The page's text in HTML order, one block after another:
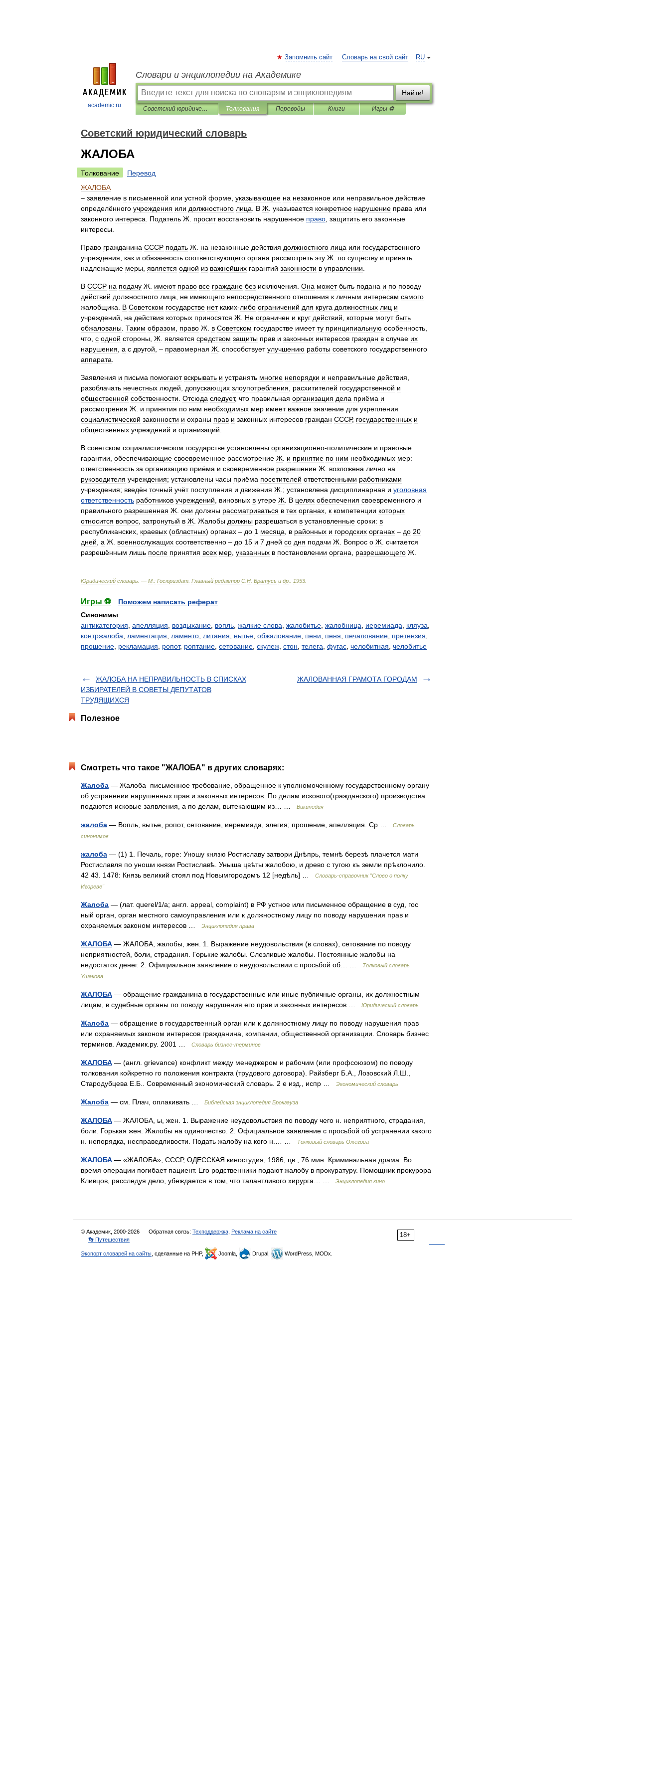
academic.ru
RU
Запомнить сайт Словарь на свой сайт
Словари и энциклопедии на Академике
Найти!
Советский юридический словарь Толкования Переводы Книги Игры ⚽
Советский юридический словарь
ЖАЛОБА
Толкование
Перевод
ЖАЛОБА
– заявление в письменной или устной форме указывающее на незаконное или неправильное действие
определённого учреждения или должностного лица В Ж указывается конкретное нарушение права или
законного интереса Податель Ж просит восстановить нарушенное право защитить его законные
интересы
Право гражданина СССР подать Ж на незаконные действия должностного лица или государственного
учреждения
как и обязанность соответствующего органа рассмотреть эту Ж по существу и принять
надлежащие меры является одной из важнейших гарантий законности в управлении
В СССР на подачу Ж имеют право все граждане без исключения Она может быть подана и по поводу
действий должностного лица не имеющего непосредственного отношения к личным интересам самого
жалобщика
В Советском государстве нет каких-либо ограничений для круга должностных лиц и
учреждений
на действия которых приносятся Ж Не ограничен и круг действий которые могут быть
обжалованы Таким образом право Ж в Советском государстве имеет ту принципиальную особенность
что с одной стороны Ж является средством защиты прав и законных интересов граждан в случае их
нарушения а с другой , – правомерная Ж способствует улучшению работы советского государственного
аппарата
Заявления и письма помогают вскрывать и устранять многие непорядки и неправильные действия
разоблачать нечестных людей допускающих злоупотребления расхитителей государственной и
общественной собственности Отсюда следует, что правильная организация дела приёма и
рассмотрения Ж и принятия по ним необходимых мер имеет важное значение для укрепления
социалистической законности и охраны прав и законных интересов граждан СССР, государственных и
общественных учреждений и организаций
В советском социалистическом государстве установлены организационно-политические и правовые
гарантии обеспечивающие своевременное рассмотрение Ж и принятие по ним необходимых мер:
ответственность за организацию приёма и своевременное разрешение Ж возложена лично на
руководителя учреждения; установлены часы приёма посетителей ответственными работниками
учреждения; введён точный учёт поступления и движения Ж .; установлена дисциплинарная и уголовная
ответственность работников учреждений виновных в утере Ж В целях обеспечения своевременного и
правильного разрешенная Ж они должны рассматриваться в тех органах к компетенции которых
относится вопрос затронутый в Ж Жалобы должны разрешаться в установленные сроки: в
республиканских краевых (областных) органах – до 1 месяца в районных и городских органах – до 20
дней а Ж военнослужащих соответственно – до 15 и 7 дней со дня подачи Ж Вопрос о Ж считается
разрешённым лишь после принятия всех мер указанных в постановлении органа разрешающего Ж
Юридический словарь . — М : Госюриздат Главный редактор С Н Братусь и др 1953
Игры ⚽
Поможем написать реферат
Синонимы:
антикатегория апелляция воздыхание вопль жалкие слова жалобитье жалобница иеремиада кляуза
контржалоба
ламентация ламенто литания нытье обжалование пени пеня печалование претензия
прошение рекламация ропот, роптание сетование скулеж стон телега фугас челобитная челобитье
ЖАЛОБА НА НЕПРАВИЛЬНОСТЬ В СПИСКАХ
ИЗБИРАТЕЛЕЙ В СОВЕТЫ ДЕПУТАТОВ
ТРУДЯЩИХСЯ
ЖАЛОВАННАЯ ГРАМОТА ГОРОДАМ
Полезное
Смотреть что такое "ЖАЛОБА" в других словарях:
Жалоба — Жалоба письменное требование, обращенное к уполномоченному государственному органу
об устранении нарушенных прав и законных интересов. По делам искового(гражданского) производства
подаются исковые заявления, а по делам, вытекающим из… …
Википедия
жалоба — Вопль, вытье, ропот, сетование, иеремиада, элегия; прошение, апелляция. Ср …
Словарь
синонимов
жалоба — (1) 1. Печаль, горе: Уношу князю Ростиславу затвори Днѣпрь, темнѣ березѣ плачется мати
Ростиславля по уноши князи Ростиславѣ. Уныша цвѣты жалобою, и древо с тугою къ земли прѣклонило.
42 43. 1478: Князь великий стоял под Новымгородомъ 12 [недѣль] …
Словарь-справочник "Слово о полку
Игореве"
Жалоба — (лат. querel/1/a; англ. appeal, complaint) в РФ устное или письменное обращение в суд, гос
ный орган, орган местного самоуправления или к должностному лицу по поводу нарушения прав и
охраняемых законом интересов …
Энциклопедия права
ЖАЛОБА — ЖАЛОБА, жалобы, жен. 1. Выражение неудовольствия (в словах), сетование по поводу
неприятностей, боли, страдания. Горькие жалобы. Слезливые жалобы. Постоянные жалобы на
недостаток денег. 2. Официальное заявление о неудовольствии с просьбой об… …
Толковый словарь
Ушакова
ЖАЛОБА — обращение гражданина в государственные или иные публичные органы, их должностным
лицам, в судебные органы по поводу нарушения его прав и законных интересов …
Юридический словарь
Жалоба — обращение в государственный орган или к должностному лицу по поводу нарушения прав
или охраняемых законом интересов гражданина, компании, общественной организации. Словарь бизнес
терминов. Академик.ру. 2001 …
Словарь бизнес-терминов
ЖАЛОБА — (англ. grievance) конфликт между менеджером и рабочим (или профсоюзом) по поводу
толкования койкретно го положения контракта (трудового договора). Райзберг Б.А., Лозовский Л.Ш.,
Стародубцева Е.Б.. Современный экономический словарь. 2 е изд., испр …
Экономический словарь
Жалоба — см. Плач, оплакивать … Библейская энциклопедия Брокгауза
ЖАЛОБА — ЖАЛОБА, ы, жен. 1. Выражение неудовольствия по поводу чего н. неприятного, страдания,
боли. Горькая жен. Жалобы на одиночество. 2. Официальное заявление с просьбой об устранении какого
н. непорядка, несправедливости. Подать жалобу на кого н.… …
Толковый словарь Ожегова
ЖАЛОБА — «ЖАЛОБА», СССР, ОДЕССКАЯ киностудия, 1986, цв., 76 мин. Криминальная драма. Во
время операции погибает пациент. Его родственники подают жалобу в прокуратуру. Помощник прокурора
Кливцов, расследуя дело, убеждается в том, что талантливого хирурга… …
Энциклопедия кино
18+
© Академик, 2000-2026 Обратная связь: Техподдержка Реклама на сайте
👣 Путешествия
Экспорт словарей на сайты , сделанные на PHP, Joomla, Drupal, WordPress, MODx.